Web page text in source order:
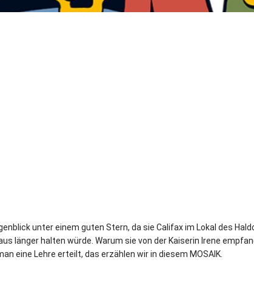
unter einem guten Stern, da sie Califax im Lokal des
länger halten würde. Warum sie von der Kaiserin Irene
eine Lehre erteilt, das erzählen wir in diesem MOSAIK.